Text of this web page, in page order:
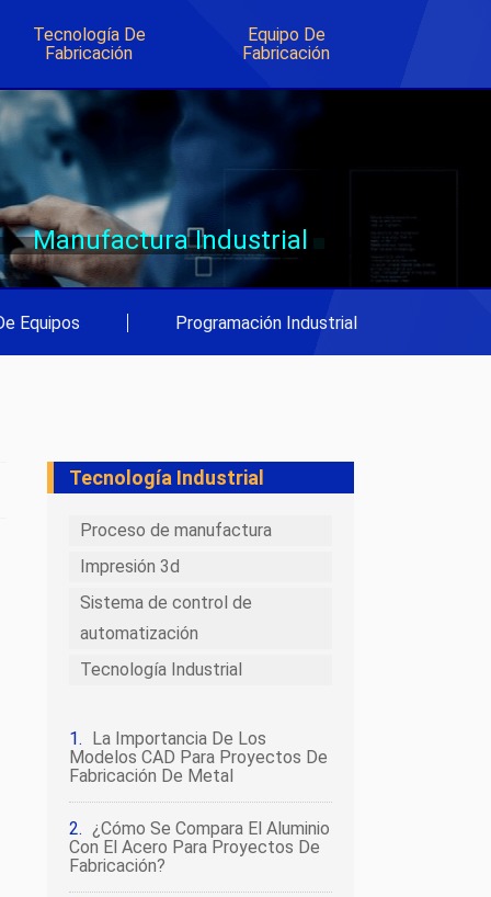
Tecnología De
Fabricación
Equipo De
Fabricación
Manufactura Industrial
Equipos Programación Industrial
Tecnología Industrial
Proceso de manufactura
Impresión 3d
Sistema de control de
automatización
Tecnología Industrial
La Importancia De Los
Modelos CAD Para Proyectos De
Fabricación De Metal
¿Cómo Se Compara El Aluminio
Con El Acero Para Proyectos De
Fabricación?